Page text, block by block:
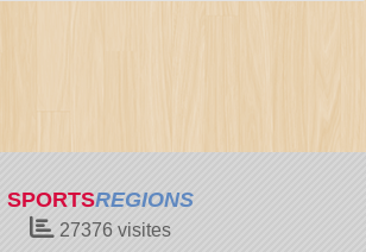
SPORTSREGIONS
27376visites